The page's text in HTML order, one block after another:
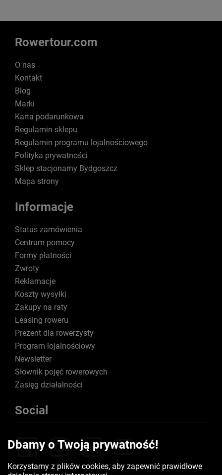
Rowertour.com
O nas
Kontakt
Blog
Marki
Karta podarunkowa
Regulamin sklepu
Regulamin programu lojalnościowego
Polityka prywatności
Sklep stacjonarny Bydgoszcz
Mapa strony
Informacje
Status zamówienia
Centrum pomocy
Formy płatności
Zwroty
Reklamacje
Koszty wysyłki
Zakupy na raty
Leasing roweru
Prezent dla rowerzysty
Program lojalnościowy
Newsletter
Słownik pojęć rowerowych
Zasięg działalności
Social
Dbamy o Twoją prywatność!
Korzystamy z plików cookies, aby zapewnić prawidłowe